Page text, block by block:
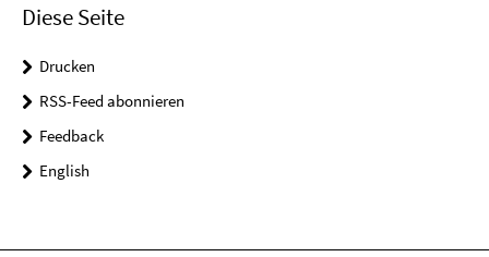
Diese Seite
Drucken
RSS-Feed abonnieren
Feedback
English